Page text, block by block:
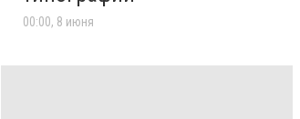
00:00, 8 июня